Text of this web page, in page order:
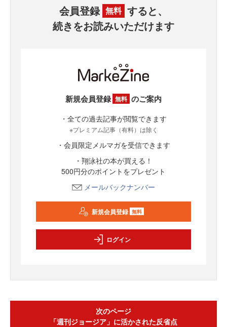
会員登録 無料 すると、
続きをお読みいただけます
新規会員登録 無料 のご案内
・全ての過去記事が閲覧できます
※プレミアム記事（有料）は除く
・会員限定メルマガを受信できます
・翔泳社の本が買える！
500円分のポイントをプレゼント
メールバックナンバー
新規会員登録 無料
ログイン
次のページ
「週刊ジョージア」に活かされた反省点